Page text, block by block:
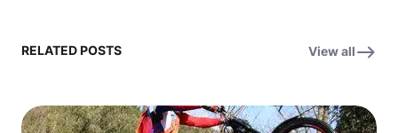
RELATED POSTS View all